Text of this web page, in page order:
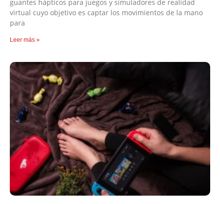
guantes hápticos para juegos y simuladores de realidad
virtual cuyo objetivo es captar los movimientos de la mano
para
Leer más »